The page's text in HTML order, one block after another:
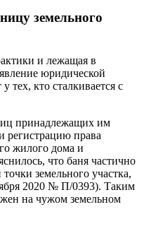
земельного
и лежащая в
юридической
кто сталкивается с
принадлежащих им
регистрацию права
жилого дома и
что баня частично
земельного участка,
2020 № П/0393). Таким
на чужом земельном